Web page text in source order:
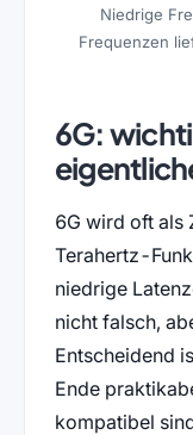
Niedrige
Frequenzen
6G:
6G wird oft als
Terahertz-
niedrige
nicht falsch,
Entscheidend
Ende
kompatibel